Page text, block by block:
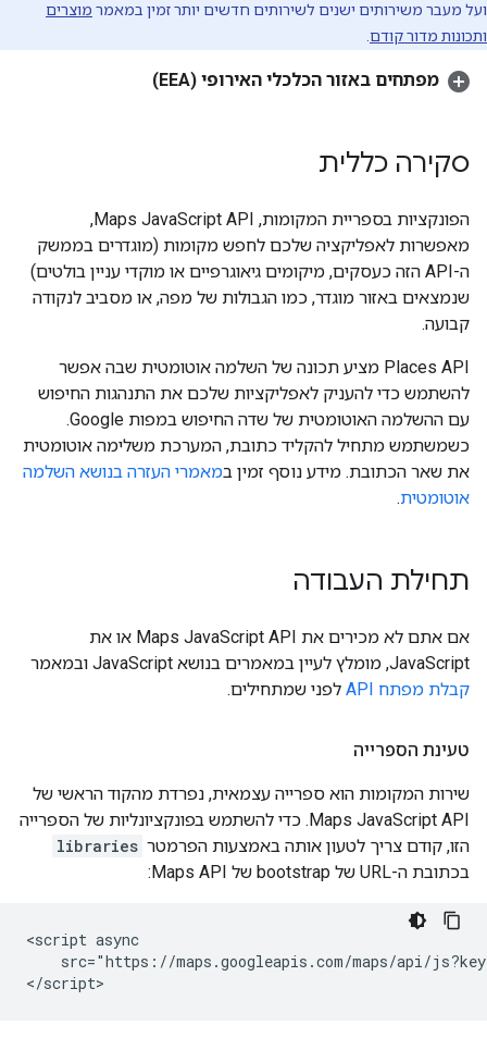
ועל מעבר משירותים ישנים לשירותים חדשים יותר זמין במאמר מוצרים
ותכונות מדור קודם.
מפתחים באזור הכלכלי האירופי (EEA)
סקירה כללית
הפונקציות בספריית המקומות, Maps JavaScript API,
מאפשרות לאפליקציה שלכם לחפש מקומות (מוגדרים בממשק
ה-API הזה כעסקים, מיקומים גיאוגרפיים או מוקדי עניין בולטים)
שנמצאים באזור מוגדר, כמו הגבולות של מפה, או מסביב לנקודה
קבועה.
‫Places API מציע תכונה של השלמה אוטומטית שבה אפשר
להשתמש כדי להעניק לאפליקציות שלכם את התנהגות החיפוש
עם ההשלמה האוטומטית של שדה החיפוש במפות Google.
כשמשתמש מתחיל להקליד כתובת, המערכת משלימה אוטומטית
את שאר הכתובת. מידע נוסף זמין במאמרי העזרה בנושא השלמה
אוטומטית.
תחילת העבודה
אם אתם לא מכירים את Maps JavaScript API או את
JavaScript, מומלץ לעיין במאמרים בנושא JavaScript ובמאמר
קבלת מפתח API
לפני שמתחילים.
טעינת הספרייה
שירות המקומות הוא ספרייה עצמאית, נפרדת מהקוד הראשי של
Maps JavaScript API. כדי להשתמש בפונקציונליות של הספרייה
הזו, קודם צריך לטעון אותה באמצעות הפרמטר libraries
בכתובת ה-URL של bootstrap של Maps API:
<script async
src="https://maps.googleapis.com/maps/api/
</script>